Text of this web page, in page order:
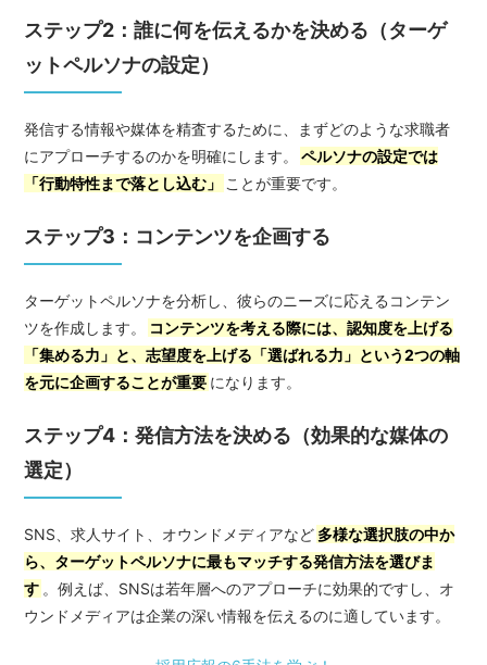
ステップ2：誰に何を伝えるかを決める（ターゲ
ットペルソナの設定）
発信する情報や媒体を精査するために、まずどのような求職者
にアプローチするのかを明確にします。
ペルソナの設定では
「行動特性まで落とし込む」
ことが重要です。
ステップ3：コンテンツを企画する
ターゲットペルソナを分析し、彼らのニーズに応えるコンテン
ツを作成します。
コンテンツを考える際には、認知度を上げる
「集める力」と、志望度を上げる「選ばれる力」という2つの軸
を元に企画することが重要 になります。
ステップ4：発信方法を決める（効果的な媒体の
選定）
SNS、求人サイト、オウンドメディアなど 多様な選択肢の中か
ら、ターゲットペルソナに最もマッチする発信方法を選びま
す 。例えば、SNSは若年層へのアプローチに効果的ですし、オ
ウンドメディアは企業の深い情報を伝えるのに適しています。